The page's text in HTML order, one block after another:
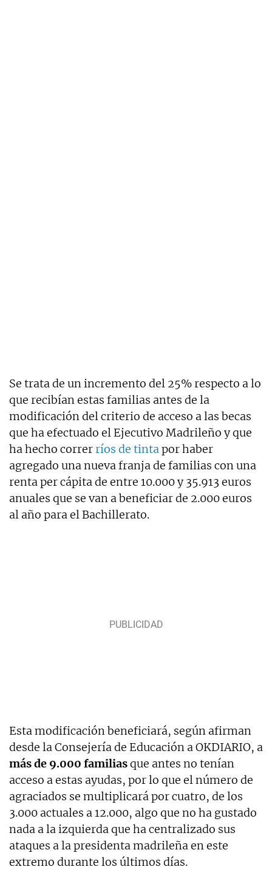
Se trata de un incremento del 25% respecto a lo
que recibían estas familias antes de la
modificación del criterio de acceso a las becas
que ha efectuado el Ejecutivo Madrileño y que
ha hecho correrríos de tintapor haber
agregado una nueva franja de familias con una
renta per cápita de entre 10.000 y 35.913 euros
anuales que se van a beneficiar de 2.000 euros
al año para el Bachillerato.
Esta modificación beneficiará, según afirman
desde la Consejería de Educación a OKDIARIO, a
más de 9.000 familiasque antes no tenían
acceso a estas ayudas, por lo que el número de
agraciados se multiplicará por cuatro, de los
3.000 actuales a 12.000, algo que no ha gustado
nada a la izquierda que ha centralizado sus
ataques a la presidenta madrileña en este
extremo durante los últimos días.